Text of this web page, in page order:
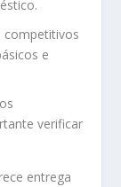
competitivos
e
verificar
entrega